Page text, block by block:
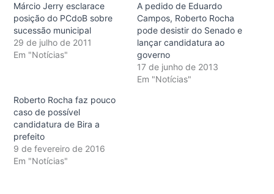
Márcio Jerry esclarace
posição do PCdoB sobre
sucessão municipal
29 de julho de 2011
Em "Notícias"
A pedido de Eduardo
Campos, Roberto Rocha
pode desistir do Senado e
lançar candidatura ao
governo
17 de junho de 2013
Em "Notícias"
Roberto Rocha faz pouco
caso de possível
candidatura de Bira a
prefeito
9 de fevereiro de 2016
Em "Notícias"